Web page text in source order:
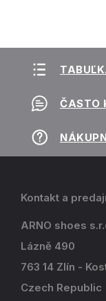
ČASTO
Kontakt a
ARNO shoes
Lázně 490
763 14 Zlín -
Czech Republic